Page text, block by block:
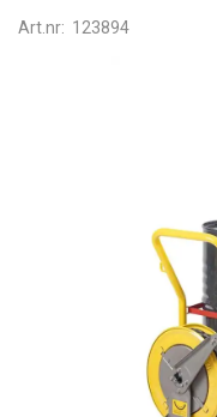
Art.nr: 123894